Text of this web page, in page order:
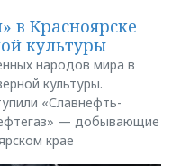
в Красноярске
культуры
народов мира в
культуры.
«Славнефть-
— добывающие
крае